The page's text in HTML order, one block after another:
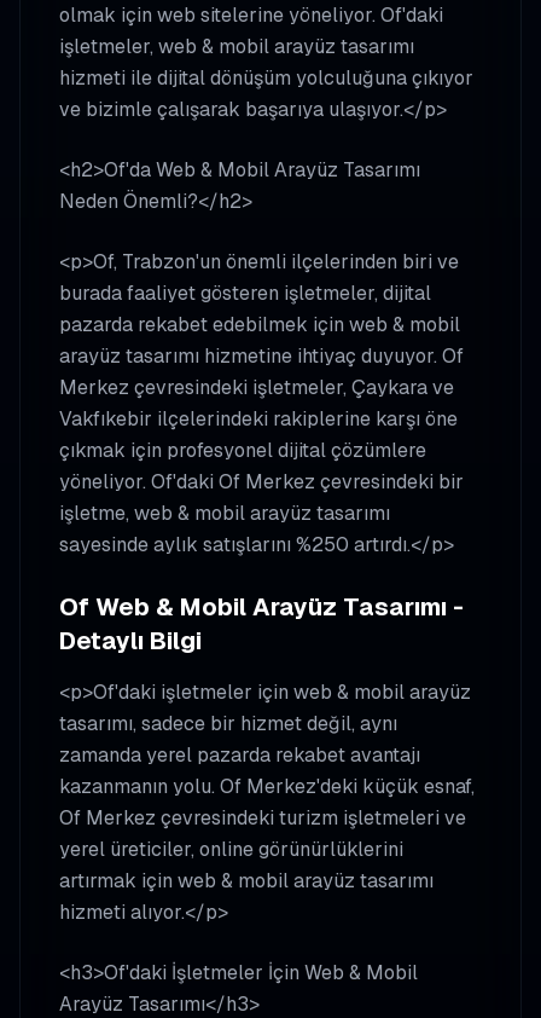
olmak için web sitelerine yöneliyor. Of'daki
işletmeler, web & mobil arayüz tasarımı
hizmeti ile dijital dönüşüm yolculuğuna çıkıyor
ve bizimle çalışarak başarıya ulaşıyor.</p>
<h2>Of'da Web & Mobil Arayüz Tasarımı
Neden Önemli?</h2>
<p>Of, Trabzon'un önemli ilçelerinden biri ve
burada faaliyet gösteren işletmeler, dijital
pazarda rekabet edebilmek için web & mobil
arayüz tasarımı hizmetine ihtiyaç duyuyor. Of
Merkez çevresindeki işletmeler, Çaykara ve
Vakfıkebir ilçelerindeki rakiplerine karşı öne
çıkmak için profesyonel dijital çözümlere
yöneliyor. Of'daki Of Merkez çevresindeki bir
işletme, web & mobil arayüz tasarımı
sayesinde aylık satışlarını %250 artırdı.</p>
Of Web & Mobil Arayüz Tasarımı -
Detaylı Bilgi
<p>Of'daki işletmeler için web & mobil arayüz
tasarımı, sadece bir hizmet değil, aynı
zamanda yerel pazarda rekabet avantajı
kazanmanın yolu. Of Merkez'deki küçük esnaf,
Of Merkez çevresindeki turizm işletmeleri ve
yerel üreticiler, online görünürlüklerini
artırmak için web & mobil arayüz tasarımı
hizmeti alıyor.</p>
<h3>Of'daki İşletmeler İçin Web & Mobil
Arayüz Tasarımı</h3>